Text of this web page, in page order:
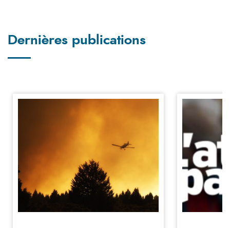
Dernières publications